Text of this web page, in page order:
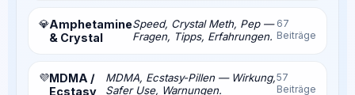
💎Amphetamine
& Crystal
Speed, Crystal Meth, Pep —
Fragen, Tipps, Erfahrungen.
67
Beiträge
💜MDMA /
Ecstasy
MDMA, Ecstasy-Pillen — Wirkung,
Safer Use, Warnungen.
57
Beiträge